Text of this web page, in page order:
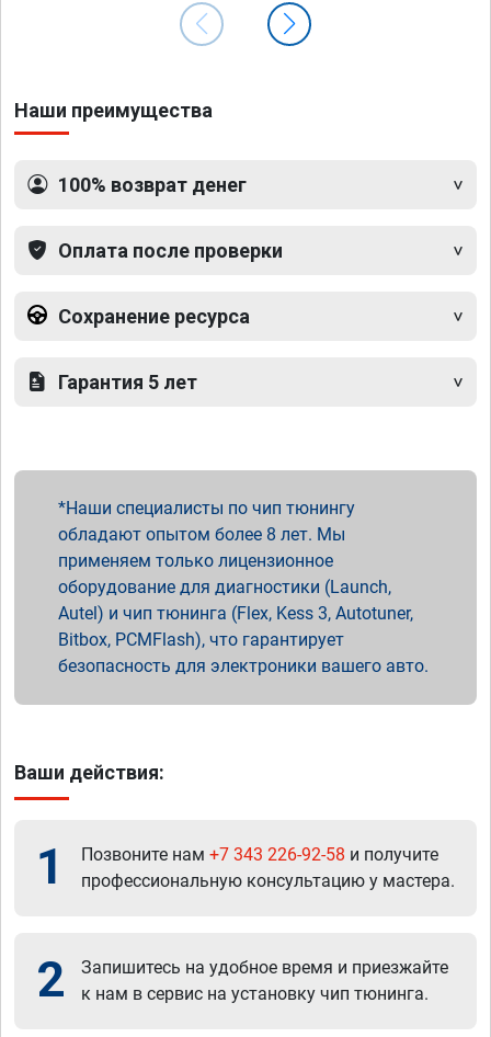
Наши преимущества
100% возврат денег
Оплата после проверки
Сохранение ресурса
Гарантия 5 лет
Наши специалисты по чип тюнингу
обладают опытом более 8 лет. Мы
применяем только лицензионное
оборудование для диагностики (Launch,
Autel) и чип тюнинга (Flex, Kess 3, Autotuner,
Bitbox, PCMFlash), что гарантирует
безопасность для электроники вашего авто.
Ваши действия:
1 Позвоните нам +7 343 226-92-58 и получите
профессиональную консультацию у мастера.
2
Запишитесь на удобное время и приезжайте
к нам в сервис на установку чип тюнинга.